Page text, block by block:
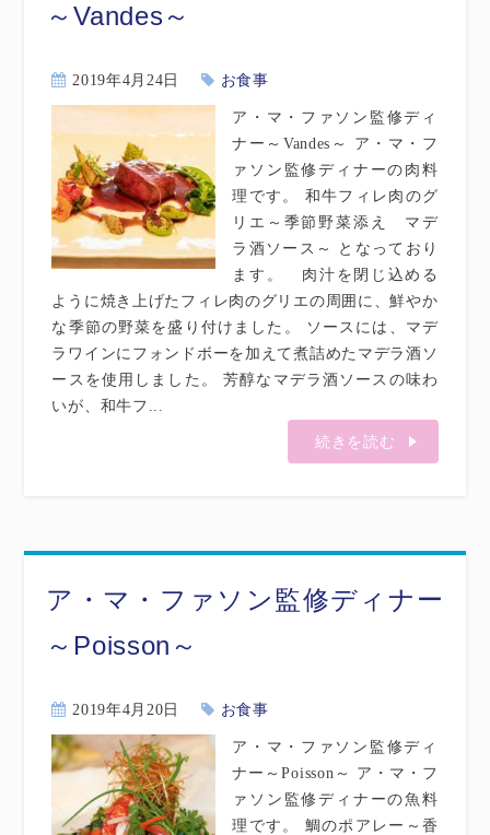
～Vandes～
2019年4月24日 お食事
ア・マ・ファソン監修ディ
ナー～Vandes～ ア・マ・フ
ァソン監修ディナーの肉料
理です。 和牛フィレ肉のグ
リエ～季節野菜添え マデ
ラ酒ソース～ となっており
ます。 肉汁を閉じ込める
ように焼き上げたフィレ肉のグリエの周囲に、鮮やか
な季節の野菜を盛り付けました。 ソースには、マデ
ラワインにフォンドボーを加えて煮詰めたマデラ酒ソ
ースを使用しました。 芳醇なマデラ酒ソースの味わ
いが、和牛フ...
続きを読む
ア・マ・ファソン監修ディナー
～Poisson～
2019年4月20日 お食事
ア・マ・ファソン監修ディ
ナー～Poisson～ ア・マ・フ
ァソン監修ディナーの魚料
理です。 鯛のポアレー～香